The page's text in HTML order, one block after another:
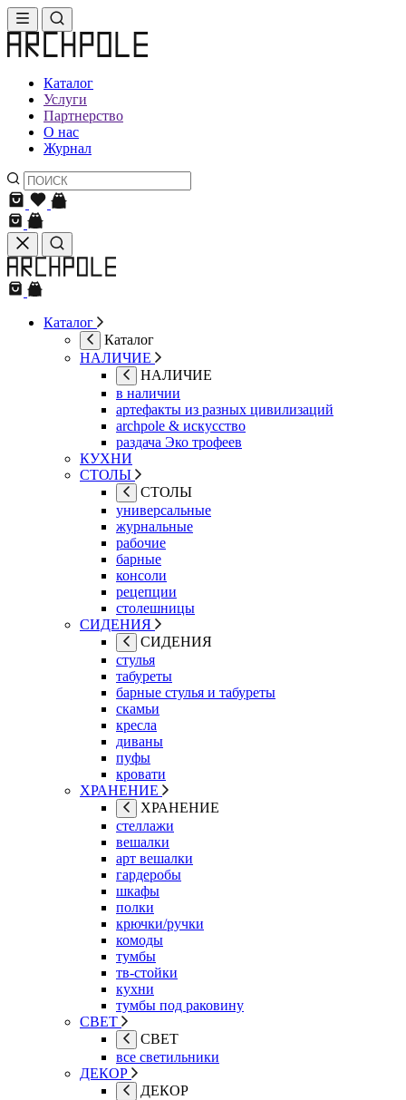
Каталог
Услуги
Партнерство
О нас
Журнал
Каталог
Каталог
НАЛИЧИЕ
НАЛИЧИЕ
в наличии
артефакты из разных цивилизаций
archpole & искусство
раздача Эко трофеев
КУХНИ
СТОЛЫ
СТОЛЫ
универсальные
журнальные
рабочие
барные
консоли
рецепции
столешницы
СИДЕНИЯ
СИДЕНИЯ
стулья
табуреты
барные стулья и табуреты
скамьи
кресла
диваны
пуфы
кровати
ХРАНЕНИЕ
ХРАНЕНИЕ
стеллажи
вешалки
арт вешалки
гардеробы
шкафы
полки
крючки/ручки
комоды
тумбы
тв-стойки
кухни
тумбы под раковину
СВЕТ
СВЕТ
все светильники
ДЕКОР
ДЕКОР